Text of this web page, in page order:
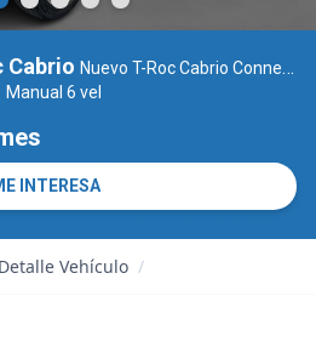
Cabrio Nuevo T-Roc Cabrio Connect 1.0 TSI 81 kW (110CV) SG6 (AC83CX12)
Manual 6 vel
INTERESA
Detalle Vehículo /